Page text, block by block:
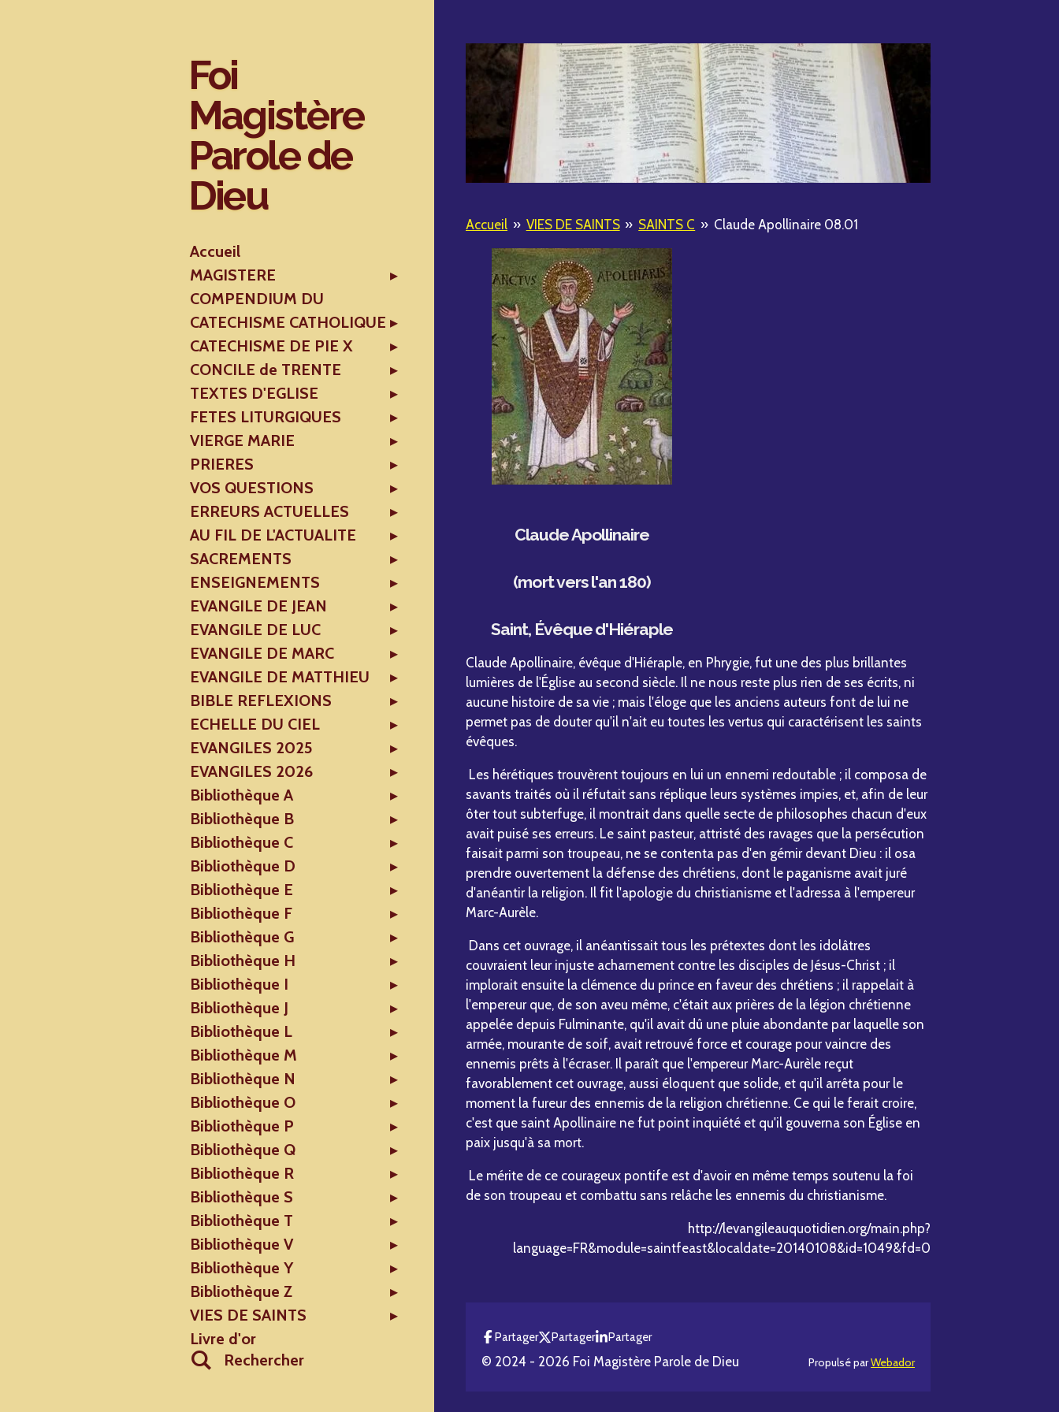
Accueil » VIES DE SAINTS » SAINTS C » Claude Apollinaire 08.01
Claude Apollinaire
(mort vers l'an 180)
Saint, Évêque d'Hiéraple
Claude Apollinaire, évêque d'Hiéraple, en Phrygie, fut une des plus brillantes
lumières de l'Église au second siècle. Il ne nous reste plus rien de ses écrits, ni
aucune histoire de sa vie ; mais l'éloge que les anciens auteurs font de lui ne
permet pas de douter qu'il n'ait eu toutes les vertus qui caractérisent les saints
évêques.
Les hérétiques trouvèrent toujours en lui un ennemi redoutable ; il composa de
savants traités où il réfutait sans réplique leurs systèmes impies, et, afin de leur
ôter tout subterfuge, il montrait dans quelle secte de philosophes chacun d'eux
avait puisé ses erreurs. Le saint pasteur, attristé des ravages que la persécution
faisait parmi son troupeau, ne se contenta pas d'en gémir devant Dieu : il osa
prendre ouvertement la défense des chrétiens, dont le paganisme avait juré
d'anéantir la religion. Il fit l'apologie du christianisme et l'adressa à l'empereur
Marc-Aurèle.
Dans cet ouvrage, il anéantissait tous les prétextes dont les idolâtres
couvraient leur injuste acharnement contre les disciples de Jésus-Christ ; il
implorait ensuite la clémence du prince en faveur des chrétiens ; il rappelait à
l'empereur que, de son aveu même, c'était aux prières de la légion chrétienne
appelée depuis Fulminante, qu'il avait dû une pluie abondante par laquelle son
armée, mourante de soif, avait retrouvé force et courage pour vaincre des
ennemis prêts à l'écraser. Il paraît que l'empereur Marc-Aurèle reçut
favorablement cet ouvrage, aussi éloquent que solide, et qu'il arrêta pour le
moment la fureur des ennemis de la religion chrétienne. Ce qui le ferait croire,
c'est que saint Apollinaire ne fut point inquiété et qu'il gouverna son Église en
paix jusqu'à sa mort.
Le mérite de ce courageux pontife est d'avoir en même temps soutenu la foi
de son troupeau et combattu sans relâche les ennemis du christianisme.
http://levangileauquotidien.org/main.php?
language=FR&module=saintfeast&localdate=20140108&id=1049&fd=0
Partager Partager Partager
© 2024 - 2026 Foi Magistère Parole de Dieu Propulsé parWebador
Foi
Magistère
Parole de
Dieu
Accueil
MAGISTERE
COMPENDIUM DU
CATECHISME CATHOLIQUE
CATECHISME DE PIE X
CONCILE de TRENTE
TEXTES D'EGLISE
FETES LITURGIQUES
VIERGE MARIE
PRIERES
VOS QUESTIONS
ERREURS ACTUELLES
AU FIL DE L'ACTUALITE
SACREMENTS
ENSEIGNEMENTS
EVANGILE DE JEAN
EVANGILE DE LUC
EVANGILE DE MARC
EVANGILE DE MATTHIEU
BIBLE REFLEXIONS
ECHELLE DU CIEL
EVANGILES 2025
EVANGILES 2026
Bibliothèque A
Bibliothèque B
Bibliothèque C
Bibliothèque D
Bibliothèque E
Bibliothèque F
Bibliothèque G
Bibliothèque H
Bibliothèque I
Bibliothèque J
Bibliothèque L
Bibliothèque M
Bibliothèque N
Bibliothèque O
Bibliothèque P
Bibliothèque Q
Bibliothèque R
Bibliothèque S
Bibliothèque T
Bibliothèque V
Bibliothèque Y
Bibliothèque Z
VIES DE SAINTS
Livre d'or
Rechercher